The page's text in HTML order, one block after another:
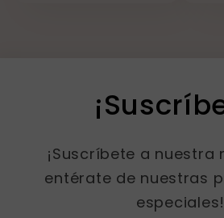
¡Suscríbete a nuestra
entérate de nuestras
especiales!